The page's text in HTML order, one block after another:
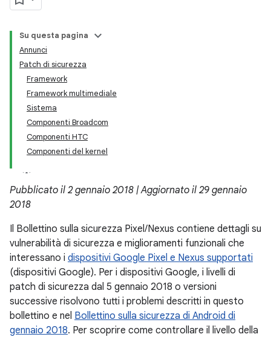
Su questa pagina
Annunci
Patch di sicurezza
Framework
Framework multimediale
Sistema
Componenti Broadcom
Componenti HTC
Componenti del kernel
Pubblicato il 2 gennaio 2018 | Aggiornato il 29 gennaio
2018
Il Bollettino sulla sicurezza Pixel/Nexus contiene dettagli su
vulnerabilità di sicurezza e miglioramenti funzionali che
interessano i dispositivi Google Pixel e Nexus supportati
(dispositivi Google). Per i dispositivi Google, i livelli di
patch di sicurezza dal 5 gennaio 2018 o versioni
successive risolvono tutti i problemi descritti in questo
bollettino e nel Bollettino sulla sicurezza di Android di
gennaio 2018. Per scoprire come controllare il livello della